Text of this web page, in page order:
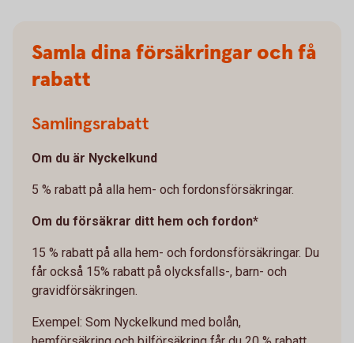
Samla dina försäkringar och få
rabatt
Samlingsrabatt
Om du är Nyckelkund
5 % rabatt på alla hem- och fordonsförsäkringar.
Om du försäkrar ditt hem och fordon*
15 % rabatt på alla hem- och fordonsförsäkringar. Du
får också 15% rabatt på olycksfalls-, barn- och
gravidförsäkringen.
Exempel: Som Nyckelkund med bolån,